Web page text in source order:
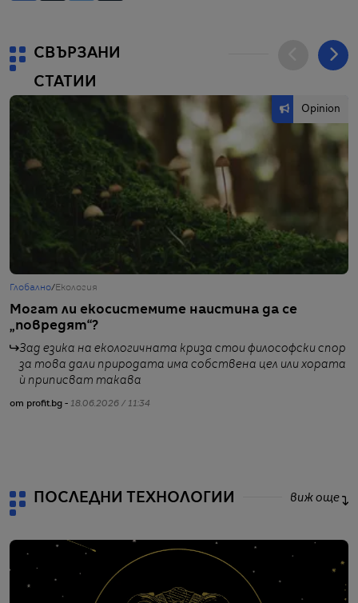
СВЪРЗАНИ
СТАТИИ
Opinion
Глобално/ Екология
Могат ли екосистемите наистина да се
„повредят“?
Зад езика на екологичната криза стои философски спор
за това дали природата има собствена цел или хората
ѝ приписват такава
от profit.bg - 18.06.2026 / 11:34
ПОСЛЕДНИ ТЕХНОЛОГИИ виж още